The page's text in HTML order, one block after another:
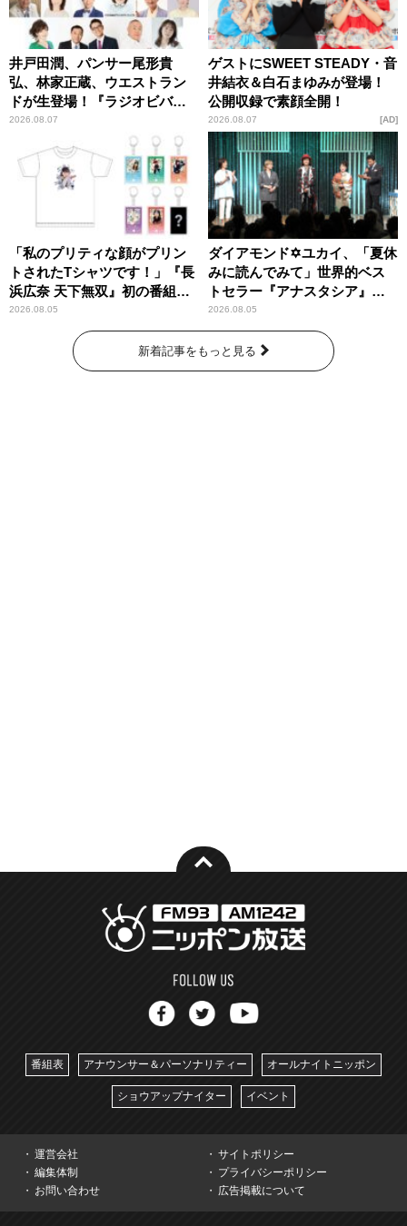
井戸田潤、パンサー尾形貴
弘、林家正蔵、ウエストラン
ドが生登場！『ラジオビバリ
ー昼ズ』
2026.08.07
ゲストにSWEET STEADY・音
井結衣＆白石まゆみが登場！
公開収録で素顔全開！
2026.08.07 AD
「私のプリティな顔がプリン
トされたTシャツです！」『長
浜広奈 天下無双』初の番組グ
ッズ発売
2026.08.05
ダイアモンド✡ユカイ、「夏休
みに読んでみて」世界的ベス
トセラー『アナスタシア』を
紹介
2026.08.05
新着記事をもっと見る
番組表 アナウンサー＆パーソナリティー オールナイトニッポン
ショウアップナイター イベント
運営会社
サイトポリシー
編集体制
プライバシーポリシー
お問い合わせ
広告掲載について